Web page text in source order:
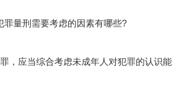
罪量刑需要考虑的因素有哪些?
，应当综合考虑未成年人对犯罪的认识能